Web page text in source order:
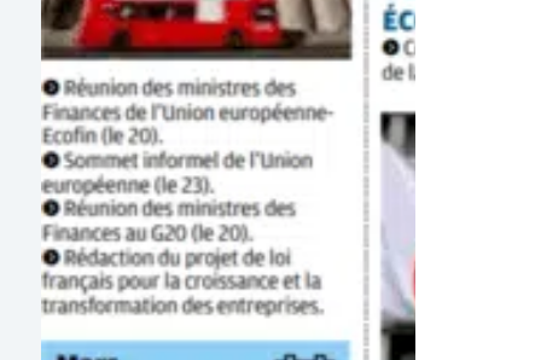
pour
votre
argent
et
votre
épargne